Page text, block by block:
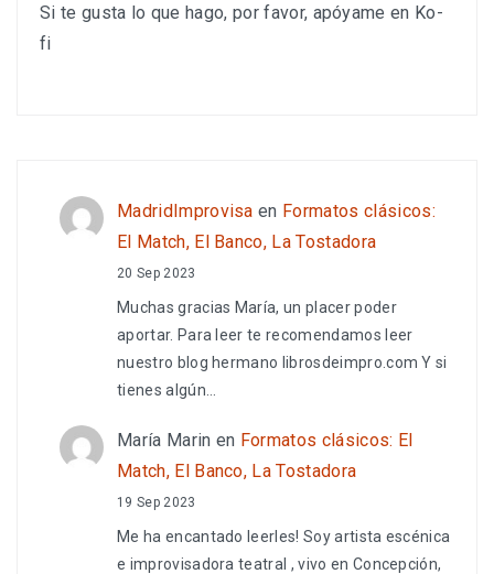
Si te gusta lo que hago, por favor, apóyame en Ko-
fi
MadridImprovisa en Formatos clásicos:
El Match, El Banco, La Tostadora
20 Sep 2023
Muchas gracias María, un placer poder
aportar. Para leer te recomendamos leer
nuestro blog hermano librosdeimpro.com Y si
tienes algún…
María Marin en Formatos clásicos: El
Match, El Banco, La Tostadora
19 Sep 2023
Me ha encantado leerles! Soy artista escénica
e improvisadora teatral , vivo en Concepción,